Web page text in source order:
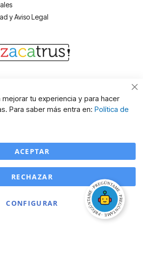
y Aviso Legal
tu experiencia y para hacer
Para saber más entra en: Política de
ACEPTAR
CONFIGURAR
RECHAZAR